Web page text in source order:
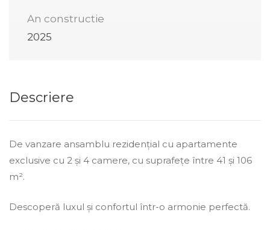
An constructie
2025
Descriere
De vanzare ansamblu rezidenţial cu apartamente
exclusive cu 2 și 4 camere, cu suprafețe între 41 și 106
m².
Descoperă luxul și confortul într-o armonie perfectă.